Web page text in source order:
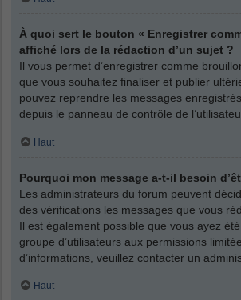
À quoi sert le bouton « Enregistrer
affiché lors de la rédaction d’un sujet ?
Il vous permet d’enregistrer comme
que vous souhaitez finaliser et publier
pouvez reprendre les messages
depuis le panneau de contrôle de
Haut
Pourquoi mon message a-t-il besoin
Les administrateurs du forum peuvent
des vérifications les messages que vous
Il est également possible que vous ayez
groupe d’utilisateurs aux permissions
d’informations, veuillez contacter un
Haut